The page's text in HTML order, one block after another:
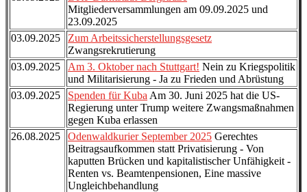
Mitgliederversammlungen am 09.09.2025 und
23.09.2025
03.09.2025
Zum Arbeitssicherstellungsgesetz
Zwangsrekrutierung
03.09.2025
Am 3. Oktober nach Stuttgart! Nein zu Kriegspolitik
und Militarisierung - Ja zu Frieden und Abrüstung
03.09.2025
Spenden für Kuba Am 30. Juni 2025 hat die US-
Regierung unter Trump weitere Zwangsmaßnahmen
gegen Kuba erlassen
26.08.2025
Odenwaldkurier September 2025 Gerechtes
Beitragsaufkommen statt Privatisierung - Von
kaputten Brücken und kapitalistischer Unfähigkeit -
Renten vs. Beamtenpensionen, Eine massive
Ungleichbehandlung